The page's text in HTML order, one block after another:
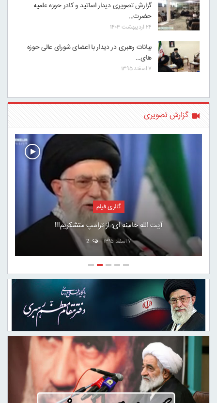
گزارش تصویری دیدار اساتید و کادر حوزه علمیه
حضرت…
۲۴ اردیبهشت ۱۴۰۳
بیانات رهبری در دیدار با اعضای شورای عالی حوزه
های…
۷ اسفند ۱۳۹۵
گزارش تصویری
متشکریم!!! نماز جمعه تاریخی آیت الله خامنه ای